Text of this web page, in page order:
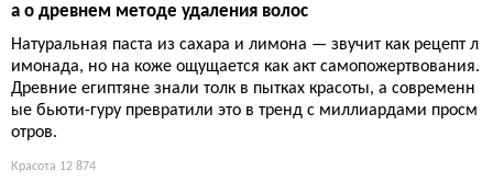
а о древнем методе удаления волос
Натуральная паста из сахара и лимона — звучит как рецепт л
имонада, но на коже ощущается как акт самопожертвования.
Древние египтяне знали толк в пытках красоты, а современн
ые бьюти-гуру превратили это в тренд с миллиардами просм
отров.
Красота 12 874